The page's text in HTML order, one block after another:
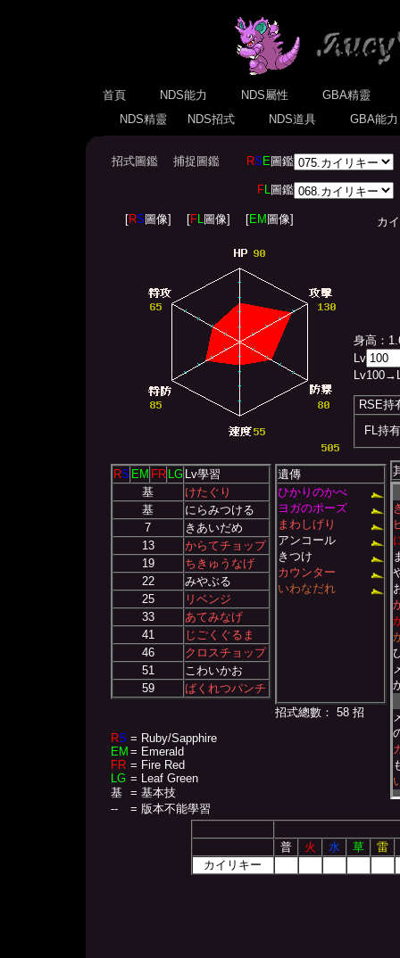
首頁 NDS能力 NDS屬性
GBA精靈
NDS精靈
NDS招式 NDS道具 GBA能
招式圖鑑 捕捉圖鑑 RS E圖鑑
FL圖鑑
[RS 圖像] [FL圖像] [EM 圖像] カイ
身高：
Lv
Lv100
RSE持
FL持有
RS EM FR LG Lv學習
基
けたぐり
基
にらみつける
7
きあいだめ
13
からてチョップ
19
ちきゅうなげ
22
みやぶる
25
リベンジ
33
あてみなげ
41
じごくぐるま
46
クロスチョップ
51
こわいかお
59
ばくれつパンチ
RS = Ruby/Sapphire
EM = Emerald
FR = Fire Red
LG = Leaf Green
基
= 基本技
--
= 版本不能學習
遺傳
ひかりのかべ
ヨガのポーズ
まわしげり
アンコール
きつけ
カウンター
いわなだれ
招式總數： 58 招
普 火 水 草
雷
カイリキー